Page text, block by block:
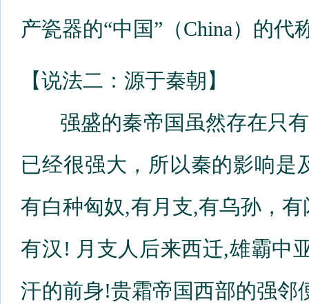
产瓷器的“中国”（China）的代
【说法二：源于秦朝】
强盛的秦帝国虽然存在只有
已经很强大，所以秦的影响是
有白种匈奴,有月支,有乌孙，
有汉! 月支人后来西迁,雄霸中
汗的前身!贵霜帝国西部的强邻